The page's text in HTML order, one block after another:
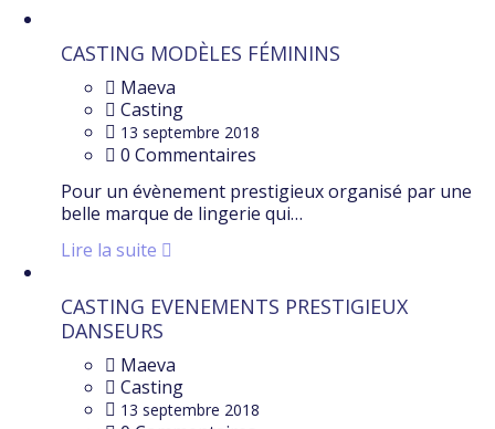
CASTING MODÈLES FÉMININS
Maeva
Casting
13 septembre 2018
0 Commentaires
Pour un évènement prestigieux organisé par une
belle marque de lingerie qui…
Lire la suite
CASTING EVENEMENTS PRESTIGIEUX
DANSEURS
Maeva
Casting
13 septembre 2018